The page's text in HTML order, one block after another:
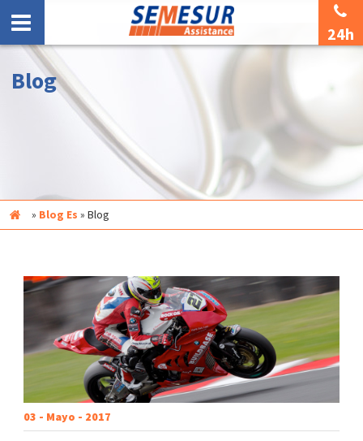
24h
Blog
Inicio » Blog Es » Blog
03 - Mayo - 2017